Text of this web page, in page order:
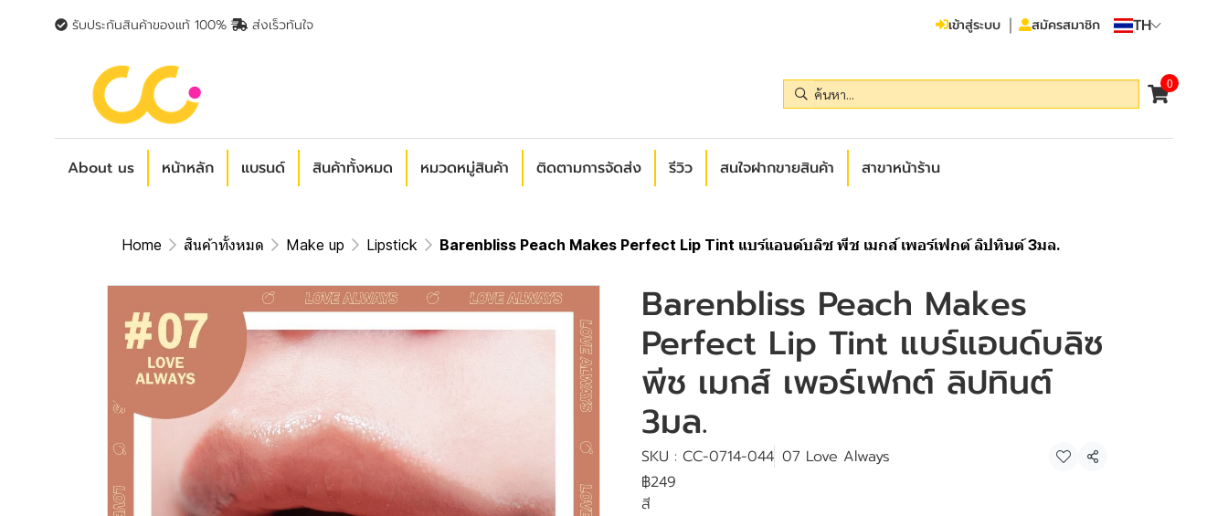
รับประกันสินค้าของแท้ 100% ส่งเร็วทันใจ เข้าสู่ระบบ สมัครสมาชิก TH
0
About us หน้าหลัก แบรนด์ สินค้าทั้งหมด หมวดหมู่สินค้า ติดตามการจัดส่ง รีวิว สนใจฝากขายสินค้า สาขาหน้าร้าน
Home สินค้าทั้งหมด Make up Lipstick Barenbliss Peach Makes Perfect Lip Tint แบร์แอนด์บลิซ พีช เมกส์ เพอร์เฟกต์ ลิปทินต์ 3มล.
Barenbliss Peach Makes
Perfect Lip Tint แบร์แอนด์บลิซ
พีช เมกส์ เพอร์เฟกต์ ลิปทินต์
3มล.
SKU : CC-0714-044 07 Love Always
แชร์
฿249
สี